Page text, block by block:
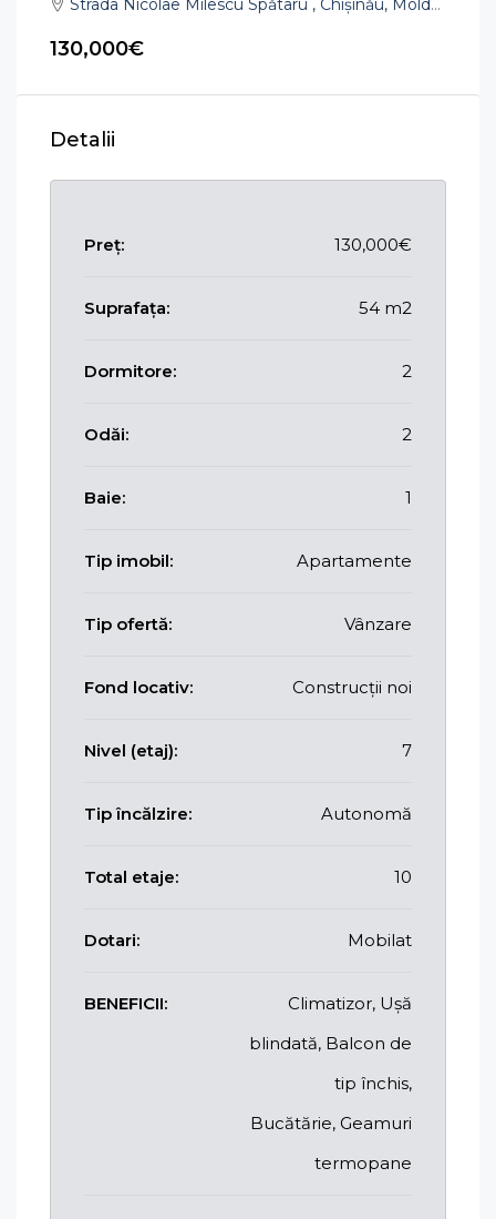
130,000€
Detalii
Preț: 130,000€
Suprafața: 54 m2
Dormitore: 2
Odăi: 2
Baie: 1
Tip imobil: Apartamente
Tip ofertă: Vânzare
Fond locativ: Construcții noi
Nivel (etaj): 7
Tip încălzire: Autonomă
Total etaje: 10
Dotari: Mobilat
BENEFICII:
Climatizor, Ușă
blindată, Balcon de
tip închis,
Bucătărie, Geamuri
termopane